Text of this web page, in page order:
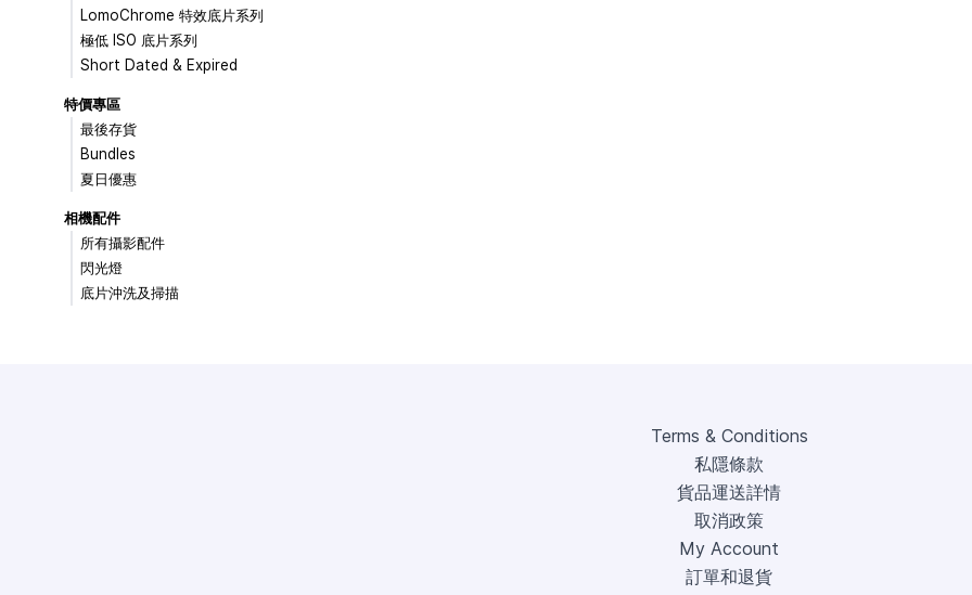
LomoChrome 特效底片系列
極低 ISO 底片系列
Short Dated & Expired
特價專區
最後存貨
Bundles
夏日優惠
相機配件
所有攝影配件
閃光燈
底片沖洗及掃描
Terms & Conditions
私隱條款
貨品運送詳情
取消政策
My Account
訂單和退貨